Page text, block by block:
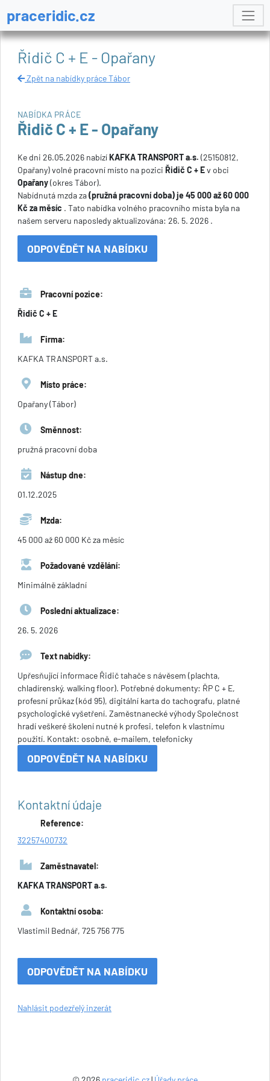
praceridic.cz
Řidič C + E - Opařany
Zpět na nabídky práce Tábor
NABÍDKA PRÁCE
Řidič C + E - Opařany
Ke dni 26.05.2026 nabízíKAFKA TRANSPORT a.s. (25150812,
Opařany) volné pracovní místo na pozici Řidič C + Ev obci
Opařany(okres Tábor).
Nabídnutá mzda za(pružná pracovní doba) je 45 000 až 60 000
Kč za měsíc . Tato nabídka volného pracovního místa byla na
našem serveru naposledy aktualizována: 26. 5. 2026 .
ODPOVĚDĚT NA NABÍDKU
Pracovní pozice:
Řidič C + E
Firma:
KAFKA TRANSPORT a.s.
Místo práce:
Opařany (Tábor)
Směnnost:
pružná pracovní doba
Nástup dne:
01.12.2025
Mzda:
45 000 až 60 000 Kč za měsíc
Požadované vzdělání:
Minimálně základní
Poslední aktualizace:
26. 5. 2026
Text nabídky:
Upřesňující informace Řidič tahače s návěsem (plachta,
chladírenský, walking floor). Potřebné dokumenty: ŘP C + E,
profesní průkaz (kód 95), digitální karta do tachografu, platné
psychologické vyšetření. Zaměstnanecké výhody Společnost
hradí veškeré školení nutné k profesi, telefon k vlastnímu
použití. Kontakt: osobně, e-mailem, telefonicky
ODPOVĚDĚT NA NABÍDKU
Kontaktní údaje
Reference:
32257400732
Zaměstnavatel:
KAFKA TRANSPORT a.s.
Kontaktní osoba:
Vlastimil Bednář, 725 756 775
ODPOVĚDĚT NA NABÍDKU
Nahlásit podezřelý inzerát